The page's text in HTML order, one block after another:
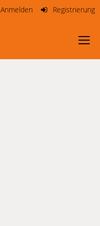
Anmelden Registrierung